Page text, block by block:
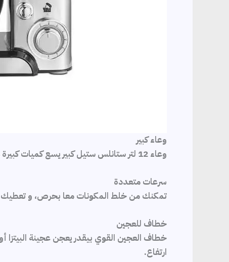
وعاء كبير
وعاء 12 لتر ستانلس ستيل كبير يسع كميات كبيرة من الدقيق والماء معا.
سرعات متعددة
تمكنك من خلط المكونات معا بحرص، و تعطيك
خطاف للعجين
خطاف العجين القوي بيقدر يعجن عجينة
ارتفاع.